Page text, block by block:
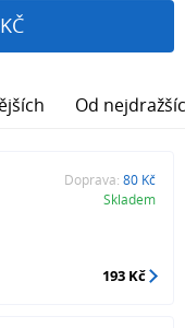
Od
Doprava: 80 Kč
Skladem
193 Kč